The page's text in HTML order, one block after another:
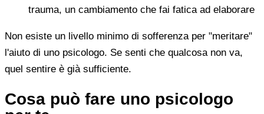
trauma, un cambiamento che fai fatica ad elaborare
Non esiste un livello minimo di sofferenza per "meritare"
l'aiuto di uno psicologo. Se senti che qualcosa non va,
quel sentire è già sufficiente.
Cosa può fare uno psicologo